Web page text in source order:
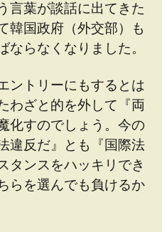
言葉が談話に出てきた
韓国政府（外交部）も
らなくなりました。
ントリーにもするとは
わざと的を外して『両
化すのでしょう。今の
違反だ』とも『国際法
タンスをハッキリでき
らを選んでも負けるか